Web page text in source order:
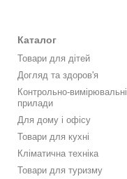
Каталог
Товари для дітей
Догляд та здоров'я
Контрольно-вимірювальні
прилади
Для дому і офісу
Товари для кухні
Кліматична техніка
Товари для туризму